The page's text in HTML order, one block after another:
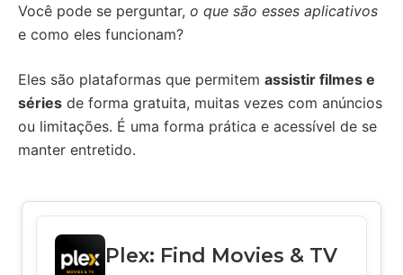
Você pode se perguntar, o que são esses aplicativos
e como eles funcionam?
Eles são plataformas que permitem assistir filmes e
séries de forma gratuita, muitas vezes com anúncios
ou limitações. É uma forma prática e acessível de se
manter entretido.
Plex: Find Movies & TV